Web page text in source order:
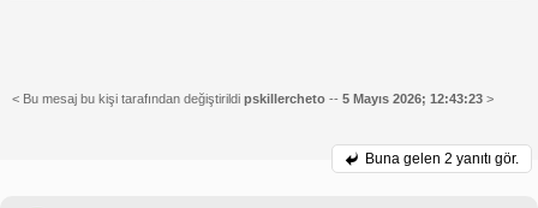
< Bu mesaj bu kişi tarafından değiştirildi pskillercheto -- 5 Mayıs 2026; 12:43:23 >
Buna gelen 2 yanıtı gör.